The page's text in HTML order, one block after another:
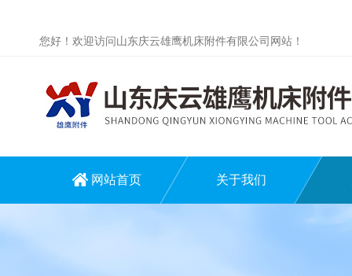
您好！欢迎访问山东庆云雄鹰机床附件有限公司网站！
网站首页 关于我们